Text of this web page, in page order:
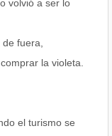
volvió a ser lo
fuera,
la violeta.
el turismo se